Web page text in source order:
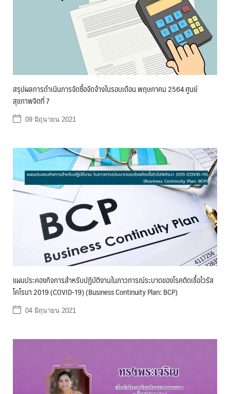
สรุปผลการดำเนินการจัดซื้อจัดจ้างในรอบเดือน พฤษภาคม 2564 ศูนย์
สุขภาพจิตที่ 7
09 มิถุนายน 2021
แผนประคองกิจการสำหรับปฏิบัติงานในภาวการณ์ระบาดของโรคติดเชื้อไวรัส
โคโรนา 2019 (COVID-19) (Business Continuity Plan: BCP)
04 มิถุนายน 2021